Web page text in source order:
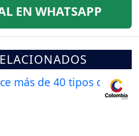
EN WHATSAPP